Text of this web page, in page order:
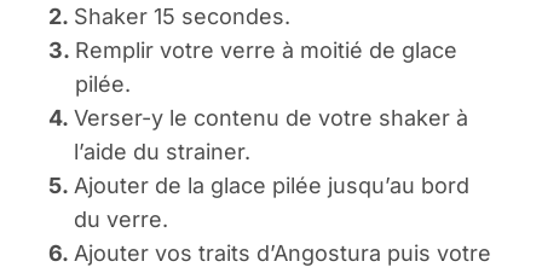
2. Shaker 15 secondes.
3. Remplir votre verre à moitié de glace
pilée.
4. Verser-y le contenu de votre shaker à
l’aide du strainer.
5. Ajouter de la glace pilée jusqu’au bord
du verre.
6. Ajouter vos traits d’Angostura puis votre